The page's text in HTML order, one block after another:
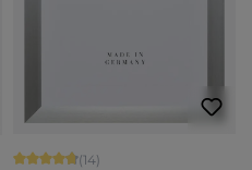
5 sterren
Gemiddelde waardering van 4.86
(14)